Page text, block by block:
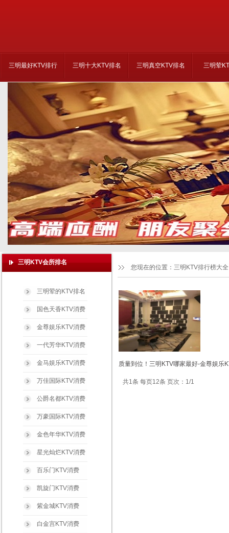
三明最好KTV排行 三明十大KTV排名 三明真空KTV排名 三明荤
质量到位！三明KTV哪家最好-金尊娱乐
共1条 每页12条 页次：1/1
您现在的位置： 三明KTV排行榜大全
三明KTV会所排名
三明荤的KTV排名
国色天香KTV消费
金尊娱乐KTV消费
一代芳华KTV消费
金马娱乐KTV消费
万佳国际KTV消费
公爵名都KTV消费
万豪国际KTV消费
金色年华KTV消费
星光灿烂KTV消费
百乐门KTV消费
凯旋门KTV消费
紫金城KTV消费
白金宫KTV消费